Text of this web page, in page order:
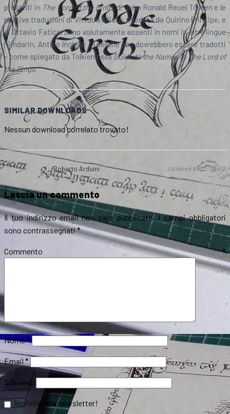
presenti in The Lord of the Ringsdi John Ronald Reuel Tolkien e le
relative traduzioni di Vittoria Alliata, riveduta da Quirino Principe, e
di Ottavio Fatica. Sono volutamente assenti in nomi in altre lingue
(Sindarin, Antico Inglese ...) perché non dovrebbero essere tradotti
– come spiegato da Tolkien nellaGuide to the Names in The Lord of
the Rings.
SIMILAR DOWNLOADS
Nessun download correlato trovato!
Roberto Arduini Updated 2022-09-07
Lascia un commento
Il tuo indirizzo email non sarà pubblicato. I campi obbligatori
sono contrassegnati*
Commento*
Nome*
Email*
Sito web
Iscrivimi alla newsletter!